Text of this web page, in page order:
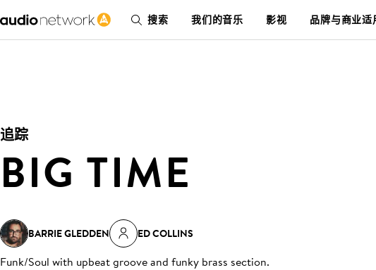
搜索 我们的音乐 影视 品牌与商业适
追踪
BIG TIME
BARRIE GLEDDEN ED COLLINS
Funk/Soul with upbeat groove and funky brass section.